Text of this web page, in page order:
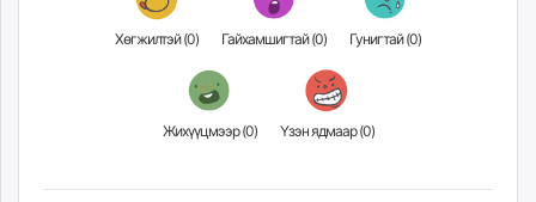
Хөгжилтэй (0) Гайхамшигтай (0) Гунигтай (0)
Жихүүцмээр (0) Үзэн ядмаар (0)